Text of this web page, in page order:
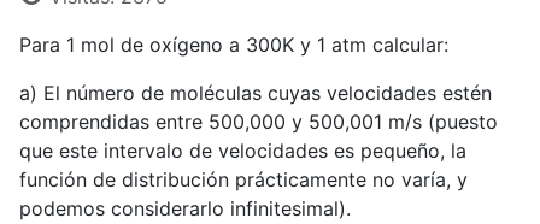
Para 1 mol de oxígeno a 300K y 1 atm calcular:
a) El número de moléculas cuyas velocidades estén
comprendidas entre 500,000 y 500,001 m/s (puesto
que este intervalo de velocidades es pequeño, la
función de distribución prácticamente no varía, y
podemos considerarlo infinitesimal).